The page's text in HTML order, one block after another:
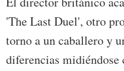
'The Last Duel', otro
torno a un caballero y
diferencias midiéndose